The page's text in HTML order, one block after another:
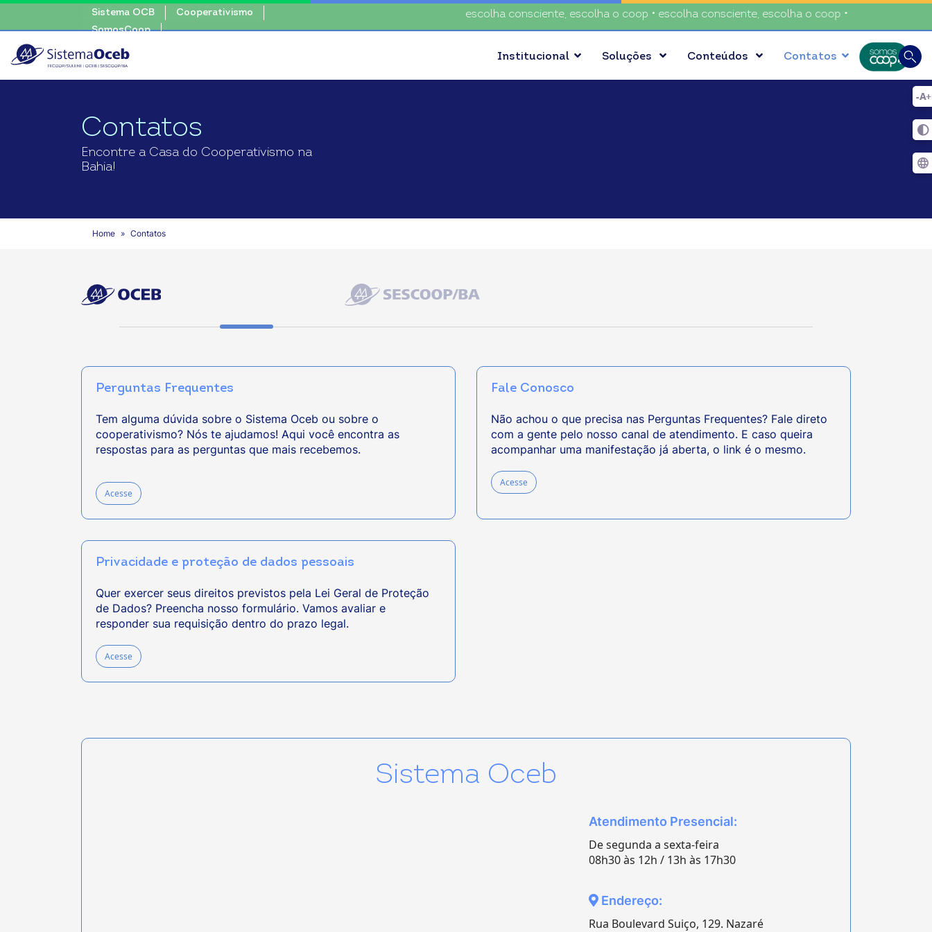
Sistema OCB
Cooperativismo
SomosCoop
escolha consciente, escolha o coop • escolha consciente, escolha o coop • escolha
Busca
Institucional Soluções Conteúdos Contatos
Contatos
Encontre a Casa do Cooperativismo na
Bahia!
Home Contatos
Perguntas Frequentes
Tem alguma dúvida sobre o Sistema Oceb ou sobre o
cooperativismo? Nós te ajudamos! Aqui você encontra as
respostas para as perguntas que mais recebemos.
Acesse
Fale Conosco
Não achou o que precisa nas Perguntas Frequentes? Fale direto
com a gente pelo nosso canal de atendimento. E caso queira
acompanhar uma manifestação já aberta, o link é o mesmo.
Acesse
Privacidade e proteção de dados pessoais
Quer exercer seus direitos previstos pela Lei Geral de Proteção
de Dados? Preencha nosso formulário. Vamos avaliar e
responder sua requisição dentro do prazo legal.
Sistema Oceb
Atendimento Presencial:
De segunda a sexta-feira
08h30 às 12h / 13h às 17h30
Endereço:
Rua Boulevard Suiço, 129. Nazaré